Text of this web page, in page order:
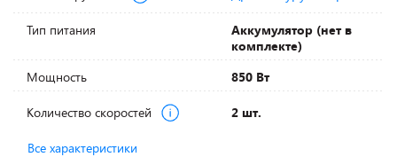
Тип питания
Аккумулятор (нет в
комплекте)
Мощность
850 Вт
Количество скоростей 2 шт.
Все характеристики